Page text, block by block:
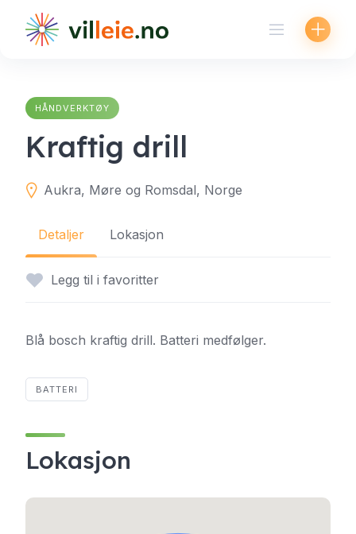
content
HÅNDVERKTØY
Kraftig drill
Aukra, Møre og Romsdal, Norge
Detaljer Lokasjon
Legg til i favoritter
Blå bosch kraftig drill. Batteri medfølger.
BATTERI
Lokasjon